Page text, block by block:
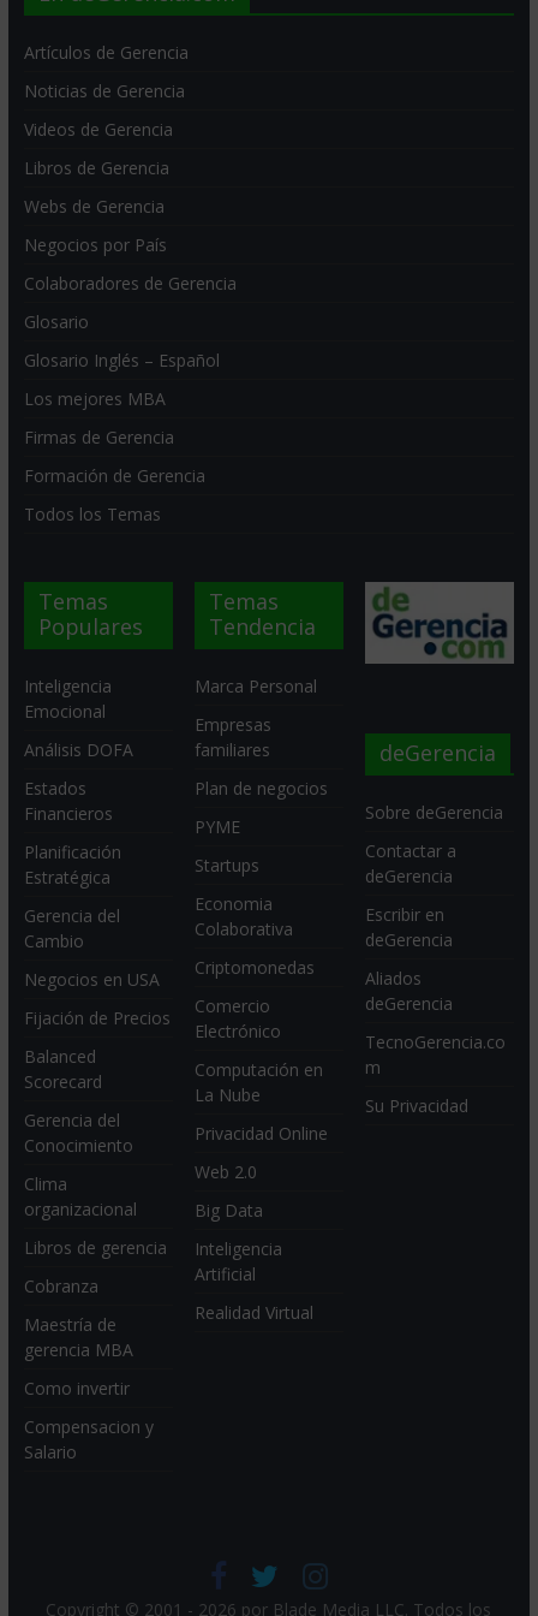
Artículos de Gerencia
Noticias de Gerencia
Videos de Gerencia
Libros de Gerencia
Webs de Gerencia
Negocios por País
Colaboradores de Gerencia
Glosario
Glosario Inglés – Español
Los mejores MBA
Firmas de Gerencia
Formación de Gerencia
Todos los Temas
Temas
Populares
Inteligencia
Emocional
Análisis DOFA
Estados
Financieros
Planificación
Estratégica
Gerencia del
Cambio
Negocios en USA
Fijación de Precios
Balanced
Scorecard
Gerencia del
Conocimiento
Clima
organizacional
Libros de gerencia
Cobranza
Maestría de
gerencia MBA
Como invertir
Compensacion y
Salario
Temas
Tendencia
Marca Personal
Empresas
familiares
Plan de negocios
PYME
Startups
Economia
Colaborativa
Criptomonedas
Comercio
Electrónico
Computación en
La Nube
Privacidad Online
Web 2.0
Big Data
Inteligencia
Artificial
Realidad Virtual
deGerencia
Sobre deGerencia
Contactar a
deGerencia
Escribir en
deGerencia
Aliados
deGerencia
TecnoGerencia.co
m
Su Privacidad
Copyright © 2001 - 2026 por Blade Media LLC. Todos los